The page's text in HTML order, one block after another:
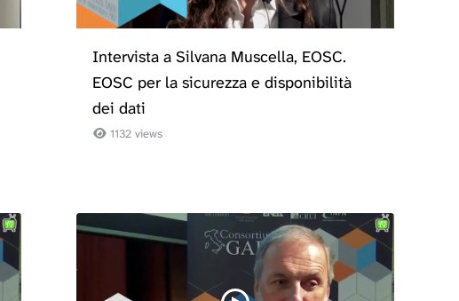
Intervista a Silvana Muscella, EOSC.
EOSC per la sicurezza e disponibilità
dei dati
1132 views